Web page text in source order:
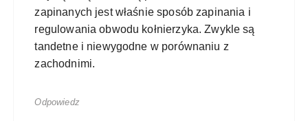
zapinanych jest właśnie sposób zapinania i
regulowania obwodu kołnierzyka. Zwykle są
tandetne i niewygodne w porównaniu z
zachodnimi.
Odpowiedz